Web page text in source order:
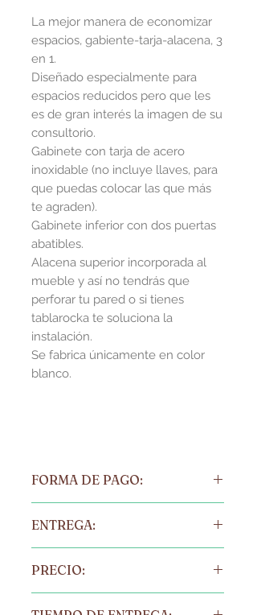
La mejor manera de economizar
espacios, gabiente-tarja-alacena, 3
en 1.
Diseñado especialmente para
espacios reducidos pero que les
es de gran interés la imagen de su
consultorio.
Gabinete con tarja de acero
inoxidable (no incluye llaves, para
que puedas colocar las que más
te agraden).
Gabinete inferior con dos puertas
abatibles.
Alacena superior incorporada al
mueble y así no tendrás que
perforar tu pared o si tienes
tablarocka te soluciona la
instalación.
Se fabrica únicamente en color
blanco.
FORMA DE PAGO:
30% antes de liberar de nuestra bodega
o contra entrega(depósitos en firme).
documento fiscal correspondiente.
A) Transferencia bancaria.
B) Depósito bancario.
ENTREGA:
gusto cotizamos el envío local y
Foráneo.
PRECIO: